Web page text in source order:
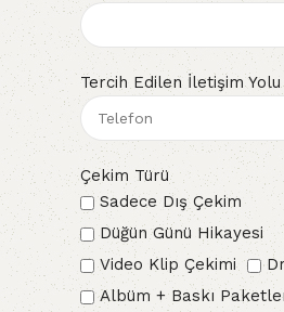
Tercih Edilen İletişim Yolu
Çekim Türü
Sadece Dış Çekim
Düğün Günü Hikayesi
Video Klip Çekimi
Albüm + Baskı